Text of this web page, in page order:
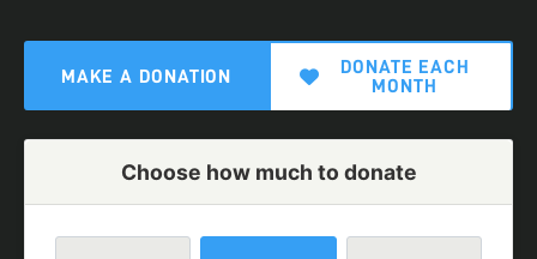
MAKE A DONATION
DONATE EACH
MONTH
Choose how much to donate